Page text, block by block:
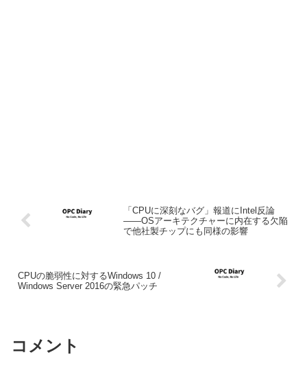
「CPUに深刻なバグ」報道にIntel反論
――OSアーキテクチャーに内在する欠陥
で他社製チップにも同様の影響
CPUの脆弱性に対するWindows 10 /
Windows Server 2016の緊急パッチ
コメント